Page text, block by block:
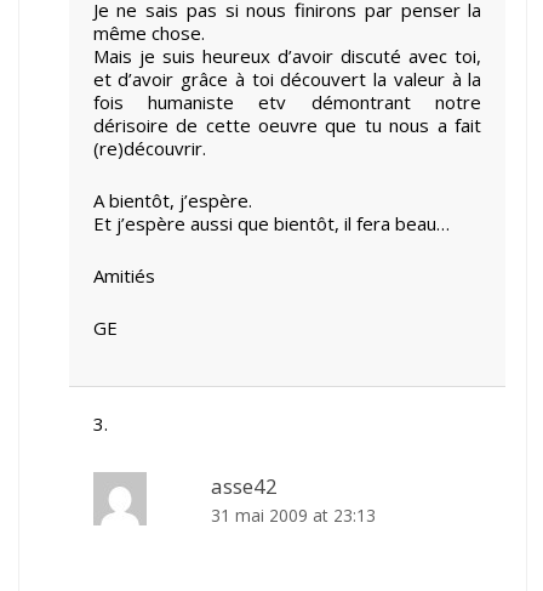
Je ne sais pas si nous finirons par penser la
même chose.
Mais je suis heureux d’avoir discuté avec toi,
et d’avoir grâce à toi découvert la valeur à la
fois humaniste etv démontrant notre
dérisoire de cette oeuvre que tu nous a fait
(re)découvrir.
A bientôt, j’espère.
Et j’espère aussi que bientôt, il fera beau…
Amitiés
GE
asse42
31 mai 2009 at 23:13